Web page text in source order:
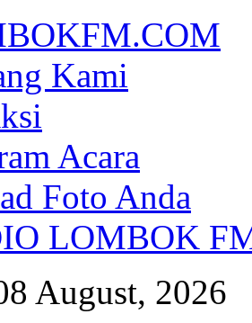
Kami
Acara
Foto Anda
LOMBOK
August, 2026